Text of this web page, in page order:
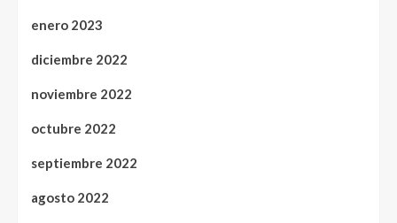
enero 2023
diciembre 2022
noviembre 2022
octubre 2022
septiembre 2022
agosto 2022